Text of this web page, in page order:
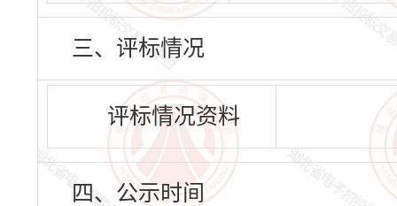
三、评标情况
评标情况资料
四、公示时间